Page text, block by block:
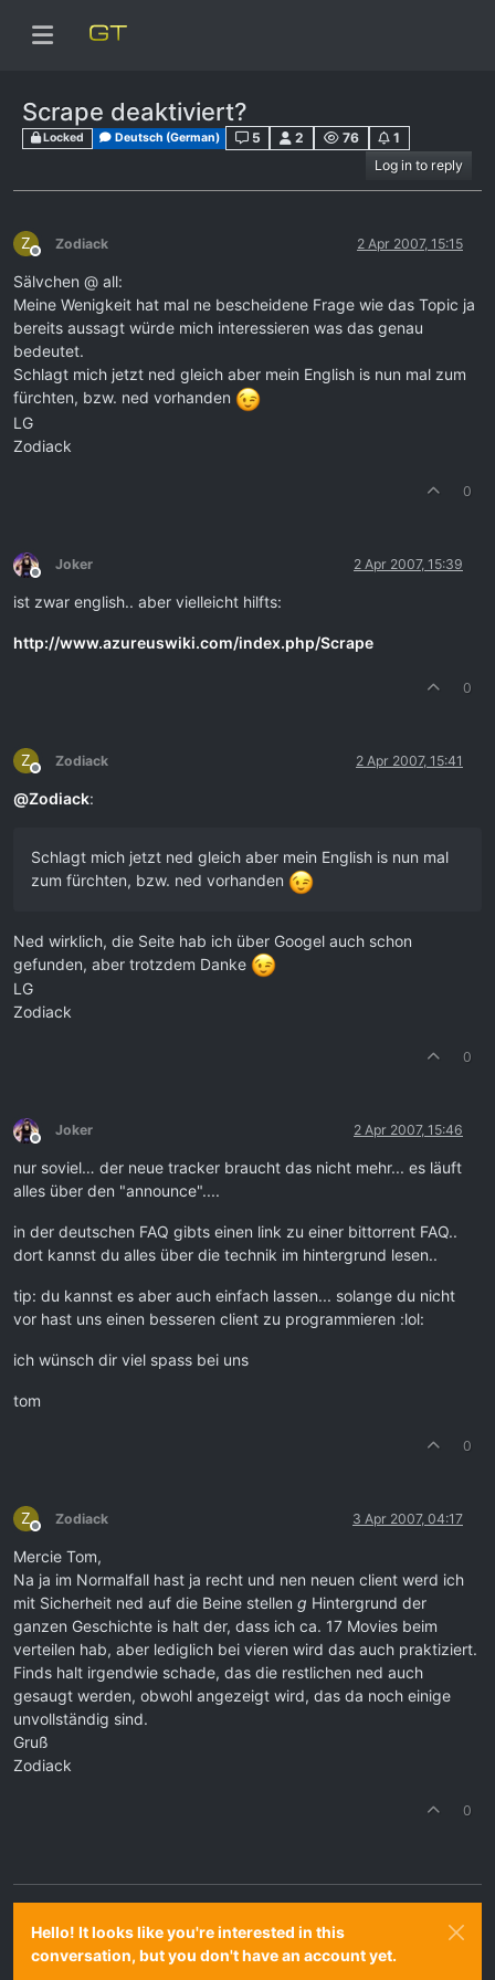
Scrape deaktiviert?
Locked Deutsch (German) 5 2 76
1
Log in to reply
Z
Offline
Zodiack 2 Apr 2007, 15:15
Sälvchen @ all:
Meine Wenigkeit hat mal ne bescheidene Frage wie das Topic ja
bereits aussagt würde mich interessieren was das genau
bedeutet.
Schlagt mich jetzt ned gleich aber mein English is nun mal zum
fürchten, bzw. ned vorhanden
LG
Zodiack
0
Offline
Joker 2 Apr 2007, 15:39
ist zwar english.. aber vielleicht hilfts:
http://www.azureuswiki.com/index.php/Scrape
0
Z
Offline
Zodiack 2 Apr 2007, 15:41
@Zodiack:
Schlagt mich jetzt ned gleich aber mein English is nun mal
zum fürchten, bzw. ned vorhanden
Ned wirklich, die Seite hab ich über Googel auch schon
gefunden, aber trotzdem Danke
LG
Zodiack
0
Offline
Joker 2 Apr 2007, 15:46
nur soviel… der neue tracker braucht das nicht mehr... es läuft
alles über den "announce"....
in der deutschen FAQ gibts einen link zu einer bittorrent FAQ..
dort kannst du alles über die technik im hintergrund lesen..
tip: du kannst es aber auch einfach lassen... solange du nicht
vor hast uns einen besseren client zu programmieren :lol:
ich wünsch dir viel spass bei uns
tom
0
Z
Offline
Zodiack 3 Apr 2007, 04:17
Mercie Tom,
Na ja im Normalfall hast ja recht und nen neuen client werd ich
mit Sicherheit ned auf die Beine stellen g Hintergrund der
ganzen Geschichte is halt der, dass ich ca. 17 Movies beim
verteilen hab, aber lediglich bei vieren wird das auch praktiziert.
Finds halt irgendwie schade, das die restlichen ned auch
gesaugt werden, obwohl angezeigt wird, das da noch einige
unvollständig sind.
Gruß
Zodiack
0
Hello! It looks like you're interested in this
conversation, but you don't have an account yet.